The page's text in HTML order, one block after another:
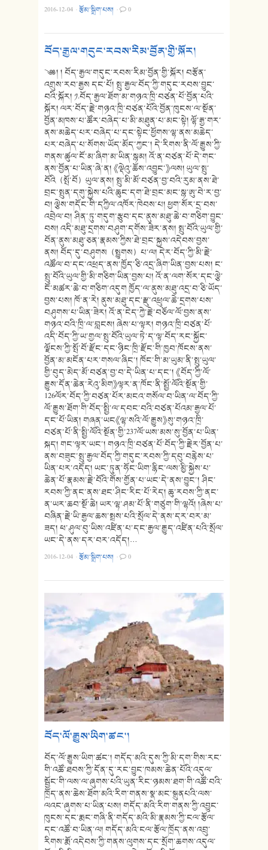
2016-12-04 ·རྩོམ་སྒྲིག་པས། · 0
བོད་རྒྱལ་གདུང་རབས་རིམ་བྱོན་གྱི་སྐོར།
༄༅། ། བོད་རྒྱལ་གདུང་རབས་རིམ་བྱོན་གྱི་སྐོར། བརྩོན་
འགྲུས་རབ་རྒྱས དང་པོ། སྤུ་རྒྱལ་བོད་ཀྱི་གདུང་རབས་བྱུང་
བའི་སྐོར། ༡.བོད་རྒྱལ་ཐོག་མ་གཉའ་ཁྲི་བཙན་པོ་བྱོན་པའི་
སྐོར། ལར་བོད་རྗེ་གཉའ་ཁྲི་བཙན་པོའི་བྱོན་ཁུངས་ལ་སྔོན་
བྱོན་མཁས་པ་ཚོར་བཞེད་པ་མི་མཐུན་པ་མང་སྟེ། ལྷོ་རྒྱ་གར་
ནས་མཆེད་པར་བཞེད་པ་དང་སྟེང་ཕྱོགས་ལྷ་ནས་མཆེད་
པར་བཞེད་པ་སོགས་ཡོད་མོད་ཀྱང་། དེ་རིགས་ནི་ལོ་རྒྱུས་ཀྱི་
གནས་ཚུལ་ངོ་མ་ཞིག་མ་ཡིན་སྙམ། འོ་ན་བཙན་པོ་དེ་གང་
ནས་བྱོན་པ་ཡིན་ཞེ་ན། 《ལྡེའུ་ཆོས་འབྱུང་》ལས། ཡུལ་སྤུ་
བོའི（སྤོ་བོ）ཡུལ་ནས། སྤུ་མི་མོ་བཙན་བྱ་བའི་རུམ་ནས་ཐེ་
བྲང་སྤུན་དགུ་སྐྱེས་པའི་ཆུང་དག་ཐེ་བྲང་མང་སྙ་ཨུ་བེ་ར་བྱ་
བ། ལྕེས་གདོང་གི་དཀྱིལ་འཁོར་ཁེབས་པ། ཕྱག་སོར་དྲ་བས་
འབྲེལ་བ། ཤིན་ཏུ་གདུག་རྩུབ་དང་ནུས་མཐུ་ཆེ་བ་གཅིག་བྱུང་
བས། འདི་མཐུ་དྲགས་བཤུག་དགོས་ཟེར་ནས། སྤུ་བོའི་ཡུལ་གྱི་
བོན་ནུས་མཐུ་ཅན་རྣམས་ཀྱིས་ཐེ་བྲང་སྐྱས་འདེབས་བྱས་
ནས། བོད་དུ་བཤུགས（སྤྱུགས）པ་ལ། དེར་བོད་ཀྱི་མི་རྗེ་
འཚོལ་བ་དང་འཕྲད་ནས་ཁྱོད་ཅི་འདྲ་ཞིག་ཡིན་བྱས་པས། ང་
སྤུ་བོའི་ཡུལ་གྱི་མི་གཅིག་ཡིན་བྱས་པ། འོ་ན་ལག་སོར་དང་ལྕེ་
ངོ་མཚར་ཆེ་བ་གཅིག་འདུག ཁྱོད་ལ་ནུས་མཐུ་འདྲ་བ་ཅི་ཡོད་
བྱས་པས། ཁོ་ན་རེ། ནུས་མཐུ་དང་རྫུ་འཕྲུལ་ཆེ་དྲགས་པས་
བཤུགས་པ་ཡིན་ཟེར། འོ་ན་ངེད་ཀྱེ་རྗེ་བཅོལ་ལོ་བྱས་ནས་
གཉའ་བའི་ཁྲི་ལ་བླངས། ཞེས་པ་ལྟར། གཉའ་ཁྲི་བཙན་པོ་
འདི་བོད་ཀྱི་ཡ་གྱལ་སྤུ་བོའི་ཡུལ་ཏེ་ད་ལྟ་བོད་རང་སྐྱོང་
ལྗོངས་ཀྱི་སྤོ་བོ་རྫོང་དང་ཉིང་ཁྲི་རྫོང་གི་ཁྱབ་ཁོངས་ནས་
བྱོན་མ་མངོན་པར་གསལ་ཞིང་། ཁོང་གི་མ་ཡུམ་ནི་སྤུ་ཡུལ་
གྱི་བུད་མེད་མོ་བཙན་བྱ་བ་དེ་ཡིན་པ་དང་། 《བོད་ཀྱི་ལོ་
རྒྱུས་དོན་ཆེན་རེའུ་མིག》ལྟར་ན་ཁོང་ནི་སྤྱོ་ལོའི་སྔོན་གྱི་
126ལོར་བོད་ཀྱི་བཙན་པོར་མངའ་གསོལ་བ་ཡིན་ལ་བོད་ཀྱི་
ལོ་རྒྱུས་ཐོག་གི་བོད་སྤྱི་ལ་དབང་བའི་བཙན་པོའམ་རྒྱལ་པོ་
དང་པོ་ཡིན། གཞན་ཡང《ལྷ་སའི་ལོ་རྒྱུས》སུ་གཉའ་ཁྲི་
བཙན་པོ་ནི་སྤྱི་ལོའི་སྔོན་གྱི་237ལོ་ཡས་མས་སུ་བྱོན་པ་ཡིན་
སྐད། གང་ལྟར་ཡང་། གཉའ་ཁྲི་བཙན་པོ་བོད་ཀྱི་རྗེར་བྱོན་པ་
ནས་བཟུང་སྤུ་རྒྱལ་བོད་ཀྱི་གདུང་རབས་ཀྱི་དབུ་བརྙེས་པ་
ཡིན་པར་འདོད། ཡང་ཏུན་ཧོང་ཡིག་རྙིང་ལས་མྱི་སྐྱེས་པ་
ཆེན་པོ་རྣམས་རྗེ་བོའི་གོས་གྱོན་པ་ཡང་དེ་ནས་བྱུང་། ཤིང་
རབས་ཀྱི་ནང་ནས་ཐང་ཤིང་རིང་པོ་རེད། ཆུ་རབས་ཀྱི་ནང་
ན་ཡར་ཆབ་སྔོ་ཆེ། ཡར་ལྷ་ཤམ་པོ་ནི་གཙུག་གི་ལྷའོ། །ཞེས་པ་
བཞིན་རྗེ་ཡི་རྒྱལ་ཆས་སྤྲས་པའི་སྲོལ་དེ་ནས་དར་བར་མ་
ཟད། ཕ་ཤུལ་བུ་ཡིས་འཛིན་པ་དང་རྒྱལ་རྒྱུད་འཛིན་པའི་སྲོལ་
ཡང་དེ་ནས་དར་བར་འདོད།…
2016-12-04 ·རྩོམ་སྒྲིག་པས། · 0
བོད་ལོ་རྒྱུས་ཡིག་ཚང་།
བོད་ལོ་རྒྱུས་ཡིག་ཚང་། གདོད་མའི་དུས་ཀྱི་མི་དག་གིས་རང་
གི་འཚོ་ཐབས་ཀྱི་དོན་དུ་རང་བྱུང་ཁམས་ཆེན་པོའི་འདུལ་
སྦྱོང་གི་ལས་ལ་ཞུགས་པའི་ཡུན་རིང་ཉམས་ཐག་གི་འཚོ་བའི་
ཁྲོད་ནས་ཆེས་ཐོག་མའི་རིག་གནས་སྣ་མང་སྐྲུནཔའི་ལས་
ལའང་ཞུགས་པ་ཡིན་པས། གདོད་མའི་རིག་གནས་ཀྱི་འབྱུང་
ཁུངས་དང་རྨང་གཞི་ནི་གདོད་མའི་མི་རྣམས་ཀྱི་ངལ་རྩོལ་
དང་འཚོ་བ་ཡིན་ལ། གདོད་མའི་ངལ་རྩོལ་ཁྲོད་ནས་འབྲུ་
རིགས་རྨོ་འདེབས་ཀྱི་གནས་ལུགས་དང་སྲོག་ཆགས་འདུལ་